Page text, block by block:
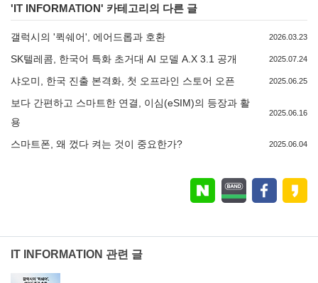
'IT INFORMATION' 카테고리의 다른 글
갤럭시의 '퀵쉐어', 에어드롭과 호환 2026.03.23
SK텔레콤, 한국어 특화 초거대 AI 모델 A.X 3.1 공개 2025.07.24
샤오미, 한국 진출 본격화, 첫 오프라인 스토어 오픈 2025.06.25
보다 간편하고 스마트한 연결, 이심(eSIM)의 등장과 활
용
2025.06.16
스마트폰, 왜 껐다 켜는 것이 중요한가? 2025.06.04
IT INFORMATION 관련 글